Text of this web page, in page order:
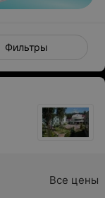
Фильтры
Все цены